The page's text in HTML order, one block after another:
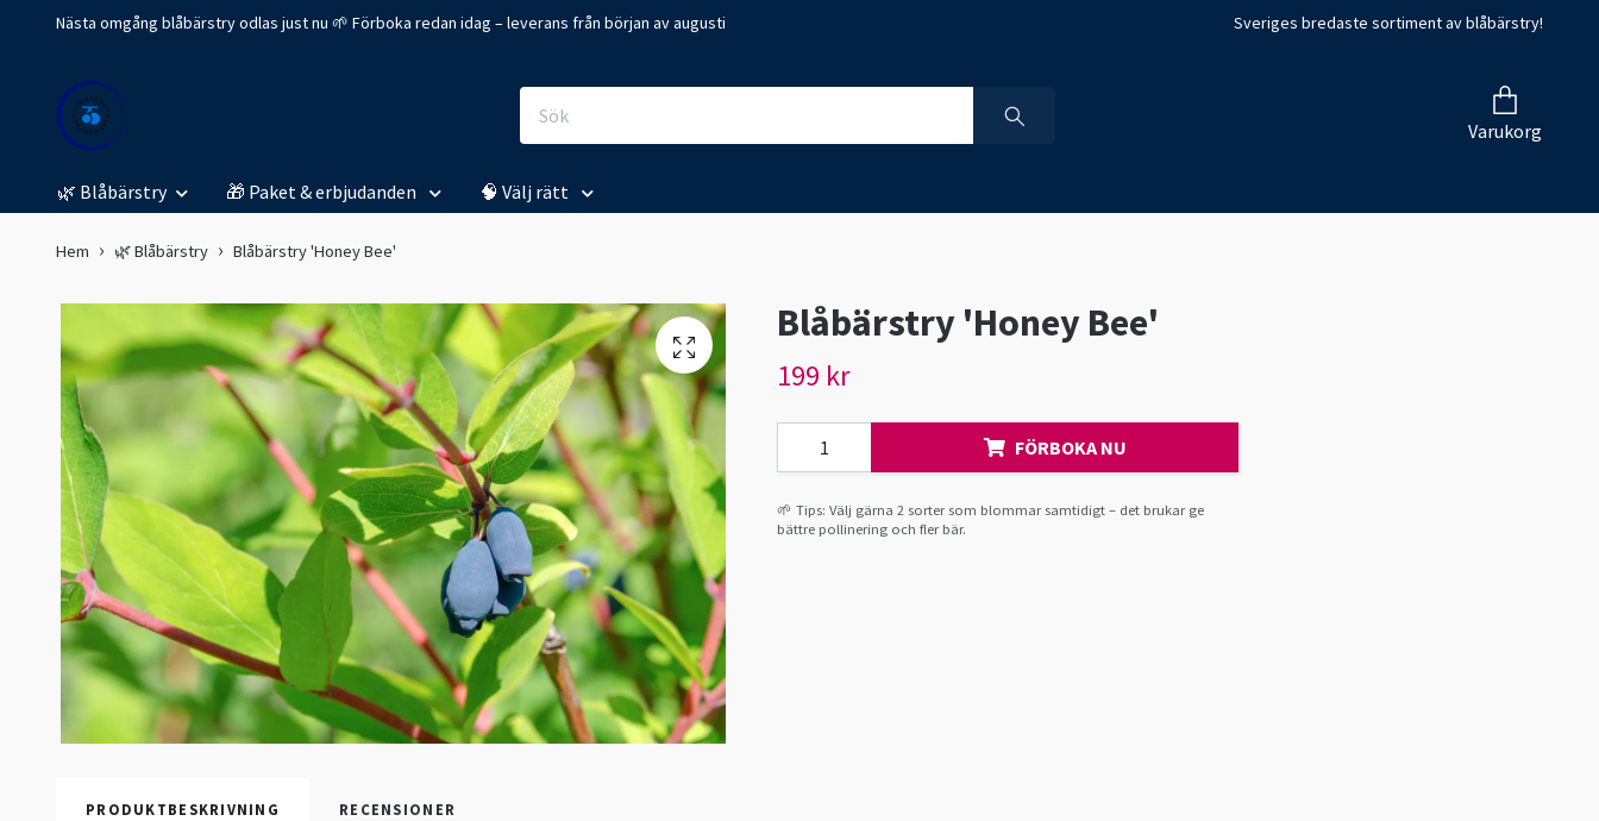
Nästa omgång blåbärstry odlas just nu 🌱 Förboka redan idag – leverans från början av augusti Sveriges bredaste sortiment av blåbärstry!
Varukorg
🌿 Blåbärstry 🎁 Paket & erbjudanden 🧠 Välj rätt
Hem 🌿 Blåbärstry Blåbärstry 'Honey Bee'
Blåbärstry 'Honey Bee'
199 kr
FÖRBOKA NU
🌱 Tips: Välj gärna 2 sorter som blommar samtidigt – det brukar ge
bättre pollinering och fler bär.
PRODUKTBESKRIVNING RECENSIONER